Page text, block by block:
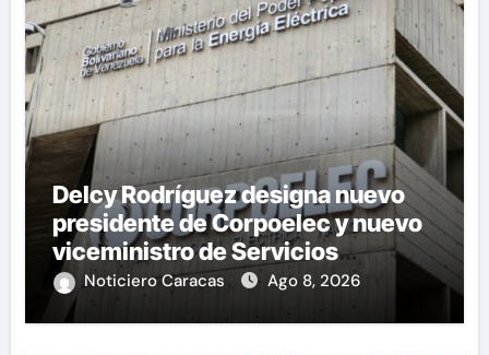
Delcy Rodríguez designa nuevo
presidente de Corpoelec y nuevo
viceministro de Servicios
Eléctricos
Noticiero Caracas Ago 8, 2026